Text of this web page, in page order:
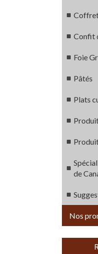
Confit
Foie
Pâtés
Plats
de
Nos